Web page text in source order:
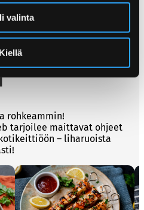
valinta
Kiellä
rohkeammin!
tarjoilee maittavat ohjeet
– liharuoista